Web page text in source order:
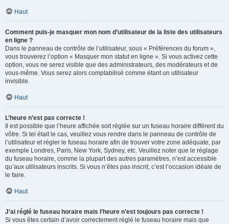
Haut
Comment puis-je masquer mon nom d’utilisateur de la liste des utilisateurs
en ligne ?
Dans le panneau de contrôle de l’utilisateur, sous « Préférences du forum »,
vous trouverez l’option « Masquer mon statut en ligne ». Si vous activez cette
option, vous ne serez visible que des administrateurs, des modérateurs et de
vous-même. Vous serez alors comptabilisé comme étant un utilisateur
invisible.
Haut
L’heure n’est pas correcte !
Il est possible que l’heure affichée soit réglée sur un fuseau horaire différent du
vôtre. Si tel était le cas, veuillez vous rendre dans le panneau de contrôle de
l’utilisateur et régler le fuseau horaire afin de trouver votre zone adéquate, par
exemple Londres, Paris, New York, Sydney, etc. Veuillez noter que le réglage
du fuseau horaire, comme la plupart des autres paramètres, n’est accessible
qu’aux utilisateurs inscrits. Si vous n’êtes pas inscrit, c’est l’occasion idéale de
le faire.
Haut
J’ai réglé le fuseau horaire mais l’heure n’est toujours pas correcte !
Si vous êtes certain d’avoir correctement réglé le fuseau horaire mais que